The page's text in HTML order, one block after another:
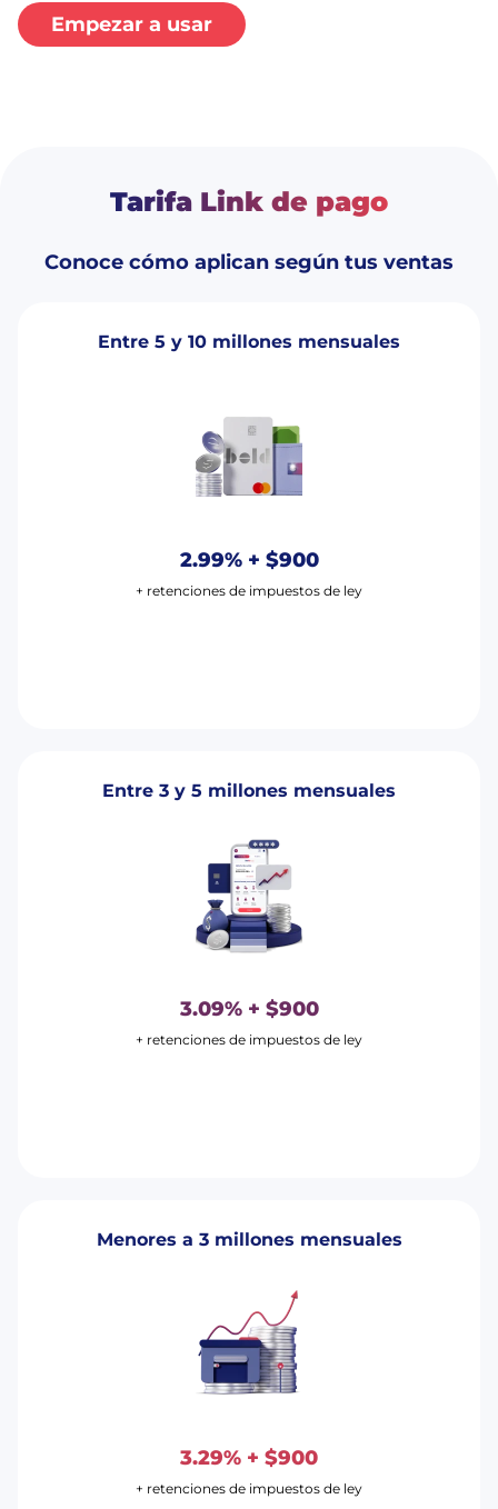
Empezar a usar
Tarifa Link de pago
Conoce cómo aplican según tus ventas
Entre 5 y 10 millones mensuales
2.99% + $900
+ retenciones de impuestos de ley
Entre 3 y 5 millones mensuales
3.09% + $900
+ retenciones de impuestos de ley
Menores a 3 millones mensuales
3.29% + $900
+ retenciones de impuestos de ley